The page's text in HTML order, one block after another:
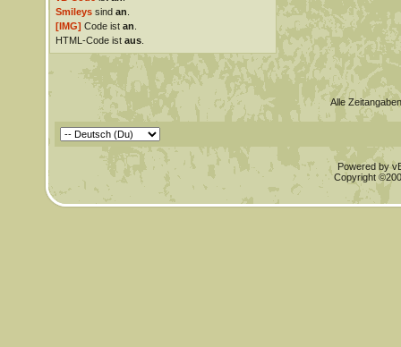
Smileyssind an
[IMG] Code ist an
HTML-Code ist aus.
Alle
Powered by
Copyright